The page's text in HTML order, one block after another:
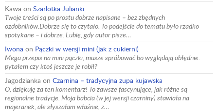
Kawa on Szarlotka Julianki
Twoje treści są po prostu dobrze napisane – bez zbędnych
ozdobników.Dobrze się to czytało. To podejście do tematu było rzadko
spotykane – i dobrze. Lubię, gdy autor pisze…
Iwona on Pączki w wersji mini (jak z cukierni)
Mega przepis na mini pączki, musze spróbować bo wyglądają obłędnie.
pytałem czy ktoś jeszcze je robił?
Jagodzianka on Czarnina – tradycyjna zupa kujawska
O, dziękuję za ten komentarz! To zawsze fascynujące, jak różne są
regionalne tradycje. Moja babcia (w jej wersji czarniny) stawiała na
majeranek, ale słyszałam właśnie, ż…